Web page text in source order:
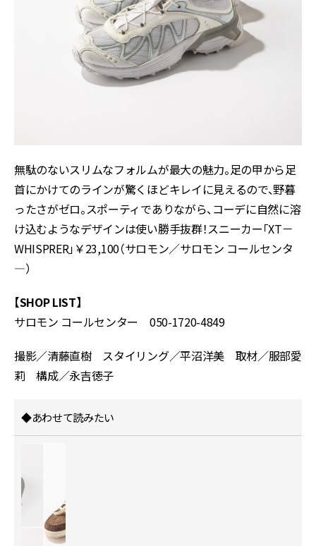
無駄のないスリムなフォルムが最大の魅力。足の甲から足
首にかけてのラインが驚くほどキレイに見えるので、野暮
ったさがゼロ。スポーティでありながら、コーデに自然に溶
け込むようなデザインは使い勝手抜群！スニーカー「XT－
WHISPRER」￥23,100（サロモン／サロモン コールセンタ
―）
【SHOP LIST】
サロモン コールセンター 050-1720-4849
撮影／清藤直樹 スタイリング／平沼洋美 取材／服部愛
莉 構成／永吉徳子
◆あわせて読みたい